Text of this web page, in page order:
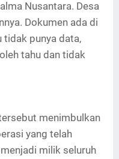
Nusantara. Desa
Dokumen ada di
tidak punya data,
tahu dan tidak
menimbulkan
yang telah
milik seluruh